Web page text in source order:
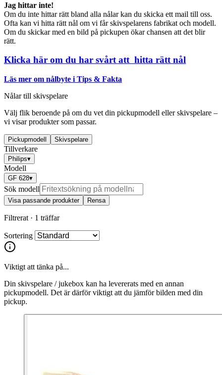
Jag hittar inte!
Om du inte hittar rätt bland alla nålar kan du skicka ett mail till oss.
Ofta kan vi hitta rätt nål om vi får skivspelarens fabrikat och modell.
Om du skickar med en bild på pickupen ökar chansen att det blir
rätt.
Klicka här om du har svårt att hitta rätt nål
Läs mer om nålbyte i Tips & Fakta
Nålar till skivspelare
Välj flik beroende på om du vet din pickupmodell eller skivspelare –
vi visar produkter som passar.
Pickupmodell Skivspelare
Tillverkare
Philips▾
Modell
GF 628▾
Sök modell
Visa passande produkter Rensa
Filtrerat · 1 träffar
Sortering
Viktigt att tänka på...
Din skivspelare / jukebox kan ha levererats med en annan
pickupmodell. Det är därför viktigt att du jämför bilden med din
pickup.